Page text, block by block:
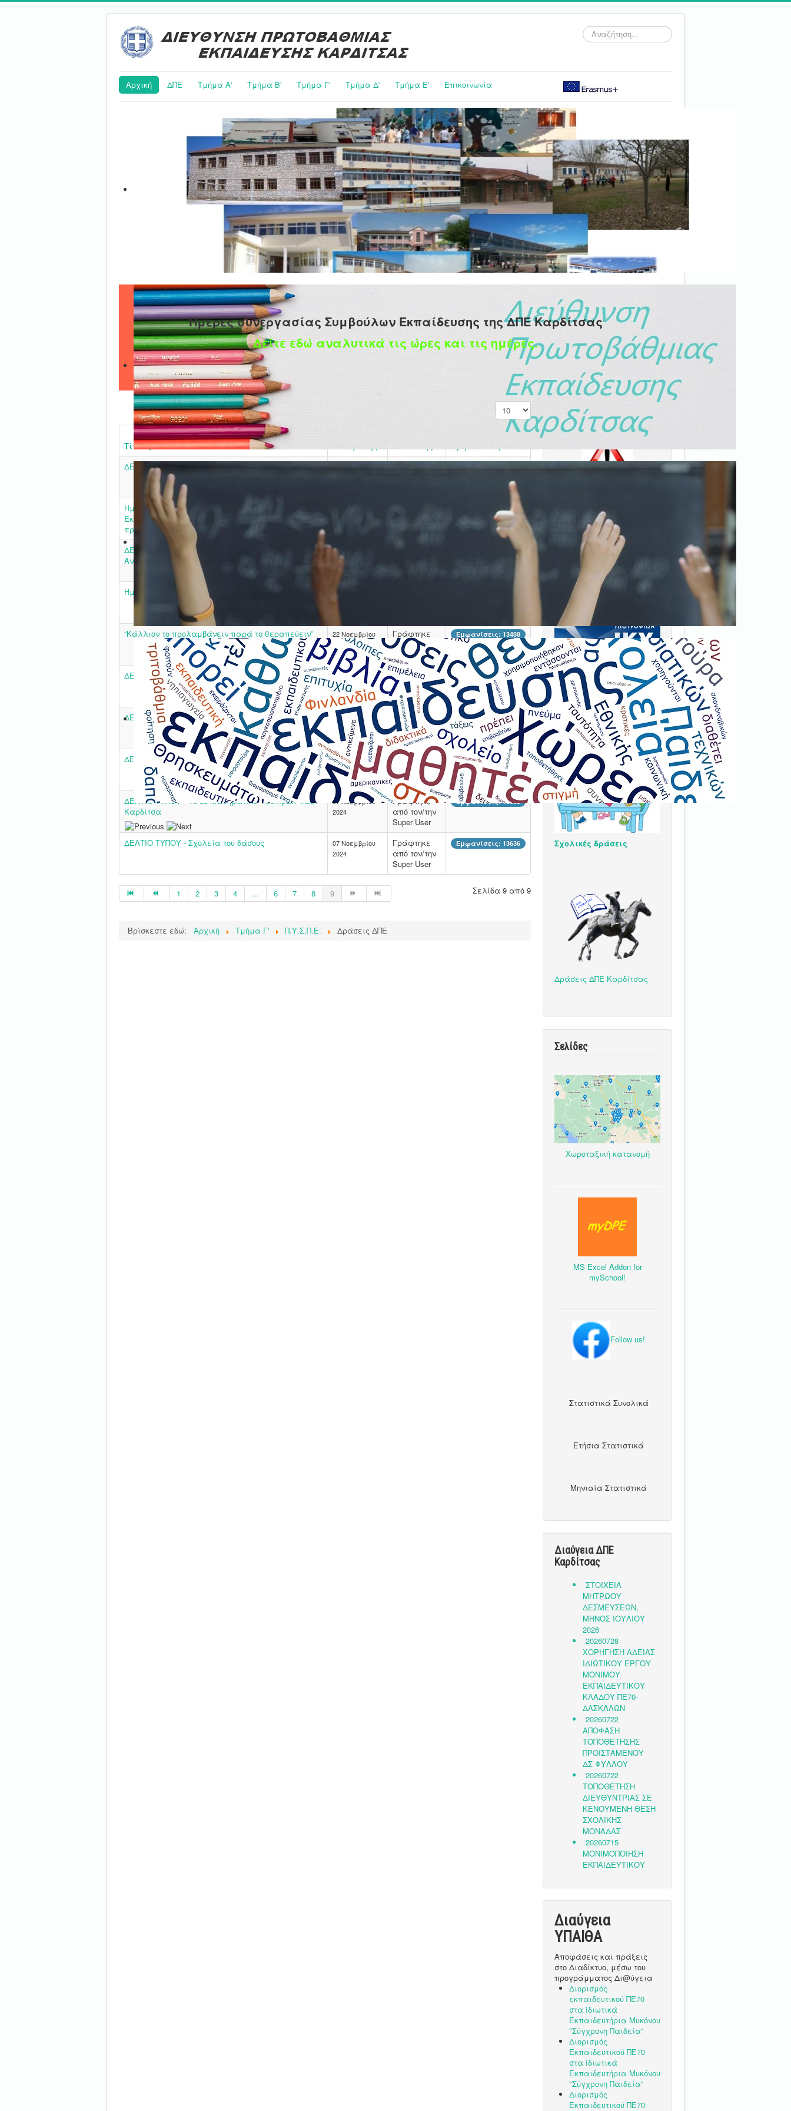
Αναζήτηση...
Αρχική ΔΠΕ Τμήμα Α' Τμήμα Β' Τμήμα Γ' Τμήμα Δ' Τμήμα E' Επικοινωνία
Ημέρες συνεργασίας Συμβούλων Εκπαίδευσης της ΔΠΕ Καρδίτσας
Δείτε εδώ αναλυτικά τις ώρες και τις ημέρες.
Εμφάνιση #
Τίτλος
ΔΕΛΤΙΟ ΤΥΠΟΥ
11 Δεκεμβρίου
Γράφτηκε
Εμφανίσεις: 12970
Ημερίδα με θέμα «Διαδικτυακός – Σχολικός
Εκφοβισμός και Ενδοοικογενειακή Βία, Κάλλιον το
προλαμβάνειν παρά το θεραπεύειν»
10 Δεκεμβρίου
από τον/την
Super User
Εμφανίσεις: 13437
ΔΕΛΤΙΟ ΤΥΠΟΥ - Παγκόσμια Ημέρα Ατόμων με
Αναπηρία
02 Δεκεμβρίου
2024
Γράφτηκε
Εμφανίσεις: 12530
Ημερίδα Προγραμμάτων σχολικών Δραστηριοτήτων
“Κάλλιον το προλαμβάνειν παρά το θεραπεύειν”
22 Νοεμβρίου
2024
Γράφτηκε
από τον/την
Super User
Εμφανίσεις: 13488
ΔΕΛΤΙΟ ΤΥΠΟΥ
22 Νοεμβρίου
2024
Γράφτηκε
από τον/την
Super User
Εμφανίσεις: 12905
ΔΕΛΤΙΟ ΤΥΠΟΥ
15 Νοεμβρίου
2024
Γράφτηκε
από τον/την
Super User
Εμφανίσεις: 13108
ΔΕΛΤΙΟ ΤΥΠΟΥ
14 Νοεμβρίου
2024
Γράφτηκε
από τον/την
Super User
Εμφανίσεις: 12963
ΔΕΛΤΙΟ ΤΥΠΟΥ - Το 5ο Μαθηματικό Φεστιβάλ πάει
Καρδίτσα
07 Νοεμβρίου
2024
Γράφτηκε
από τον/την
Super User
Εμφανίσεις: 13655
ΔΕΛΤΙΟ ΤΥΠΟΥ - Σχολεία του δάσους
07 Νοεμβρίου
2024
Γράφτηκε
από τον/την
Super User
Εμφανίσεις: 13636
Σελίδα 9 από 9
1 2 3 4 ... 6 7 8 9
Βρίσκεστε εδώ: Αρχική Τμήμα Γ' Π.Υ.Σ.Π.Ε. Δράσεις ΔΠΕ
Ψηφιακή βεβαίωση
εγγράφου
υπογεγραμμένα.
Ξεκινήστε εδώ.
Διαβάστε την αντίστοιχη
νομοθεσία
Erasmus+
Σχολικές δράσεις
Δράσεις ΔΠΕ Καρδίτσας
Σελίδες
Χωροταξική κατανομή
MS Excel Addon for
mySchool!
Follow us!
Στατιστικά Συνολικά
Ετήσια Στατιστικά
Μηνιαία Στατιστικά
Διαύγεια ΔΠΕ
Καρδίτσας
Διαύγεια
ΥΠΑΙΘA
Αποφάσεις και πράξεις
στο Διαδίκτυο, μέσω του
προγράμματος Δι@ύγεια
Διορισμός
εκπαιδευτικού ΠΕ70
στα Ιδιωτικά
Εκπαιδευτήρια Μυκόνου
"Σύγχρονη Παιδεία"
Διορισμός
Εκπαιδευτικού ΠΕ70
στα Ιδιωτικά
Εκπαιδευτήρια Μυκόνου
"Σύγχρονη Παιδεία"
Διορισμός
Εκπαιδευτικού ΠΕ70